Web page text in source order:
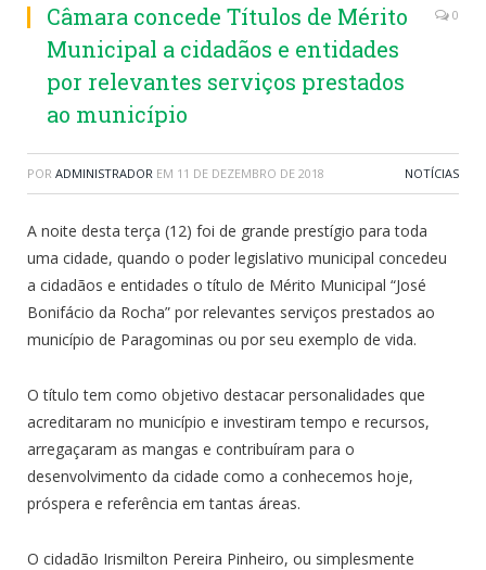
Câmara concede Títulos de Mérito
Municipal a cidadãos e entidades
por relevantes serviços prestados
ao município
0
POR ADMINISTRADOR EM 11 DE DEZEMBRO DE 2018 NOTÍCIAS
A noite desta terça (12) foi de grande prestígio para toda
uma cidade, quando o poder legislativo municipal concedeu
a cidadãos e entidades o título de Mérito Municipal “José
Bonifácio da Rocha” por relevantes serviços prestados ao
município de Paragominas ou por seu exemplo de vida.
O título tem como objetivo destacar personalidades que
acreditaram no município e investiram tempo e recursos,
arregaçaram as mangas e contribuíram para o
desenvolvimento da cidade como a conhecemos hoje,
próspera e referência em tantas áreas.
O cidadão Irismilton Pereira Pinheiro, ou simplesmente